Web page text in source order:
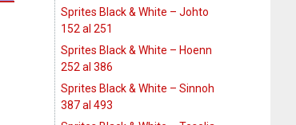
Sprites Black & White – Johto
152 al 251
Sprites Black & White – Hoenn
252 al 386
Sprites Black & White – Sinnoh
387 al 493